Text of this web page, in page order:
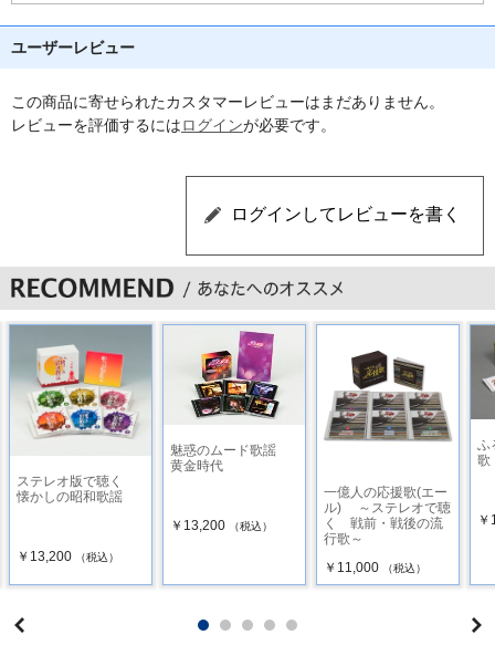
11 大江戸出世小唄 ／ 高田浩吉
12 むらさき小唄※ ／ 東海林太郎、島倉千代子
13 船頭可愛や ／ 音丸
16 東京ラプソディー ／ 藤山一郎
17 東京娘 ／ 藤山一郎
2. 旅の夜風
1 赤城しぐれ ／ 霧島 昇
2 すみだ川※ ／ 東海林太郎、島倉千代子
3 青い背広で ／ 藤山一郎
4 別れのブルース ／ 淡谷のり子
6 雨のブルース ／ 淡谷のり子
ユーザーレビュー
この商品に寄せられたカスタマーレビューはまだありません。
レビューを評価するにはログインが必要です。
ステレオ版で聴く
懐かしの昭和歌謡
￥13,200 （税込）
魅惑のムード歌謡
黄金時代
￥13,200 （税込）
一億人の応援歌(エー
ル) ～ステレオで聴
く 戦前・戦後の流
行歌～
￥11,000
（税込）
ふ
歌